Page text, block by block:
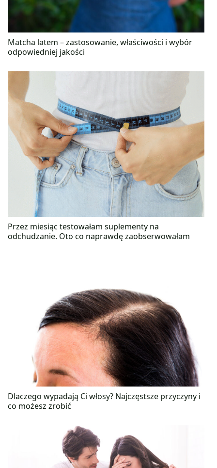
Matcha latem – zastosowanie, właściwości i wybór
odpowiedniej jakości
Przez miesiąc testowałam suplementy na
odchudzanie. Oto co naprawdę zaobserwowałam
Dlaczego wypadają Ci włosy? Najczęstsze przyczyny i
co możesz zrobić